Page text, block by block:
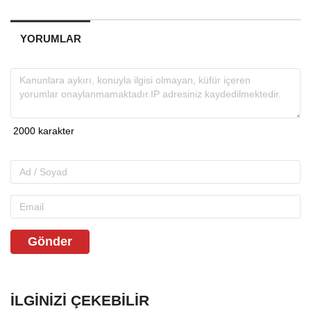
YORUMLAR
Gönder
İLGINIZI ÇEKEBILIR